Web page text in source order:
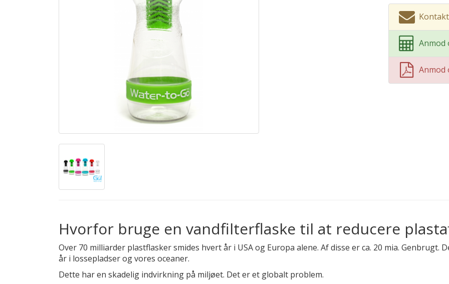
Anmod
Anmod
Hvorfor bruge en vandfilterflaske til at reducere
Over 70 milliarder plastflasker smides hvert år i USA og Europa alene. Af disse er ca. 20 mia. Genbrugt.
år i lossepladser og vores oceaner.
Dette har en skadelig indvirkning på miljøet. Det er et globalt problem.